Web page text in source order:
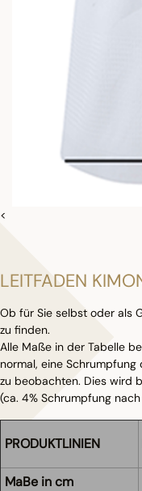
<
LEITFADEN
Ob für Sie selbst oder als
zu finden.
Alle Maße in der Tabelle
normal, eine
zu beobachten. Dies wird
(ca. 4% Schrumpfung
PRODUKTLINIEN
MaBe in cm